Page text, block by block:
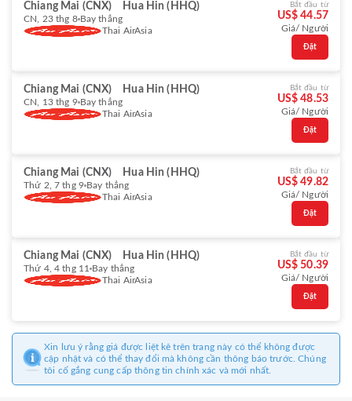
Chiang Mai (CNX) Hua Hin (HHQ)
CN, 23 thg 8 Bay thẳng
Thai AirAsia
Bắt đầu từ
US$ 44.57
Giá/ Người
Đặt
Chiang Mai (CNX) Hua Hin (HHQ)
CN, 13 thg 9 Bay thẳng
Thai AirAsia
Bắt đầu từ
US$ 48.53
Giá/ Người
Đặt
Chiang Mai (CNX) Hua Hin (HHQ)
Thứ 2, 7 thg 9 Bay thẳng
Thai AirAsia
Bắt đầu từ
US$ 49.82
Giá/ Người
Đặt
Chiang Mai (CNX) Hua Hin (HHQ)
Thứ 4, 4 thg 11 Bay thẳng
Thai AirAsia
Bắt đầu từ
US$ 50.39
Giá/ Người
Đặt
Xin lưu ý rằng giá được liệt kê trên trang này có thể không được
cập nhật và có thể thay đổi mà không cần thông báo trước. Chúng
tôi cố gắng cung cấp thông tin chính xác và mới nhất.